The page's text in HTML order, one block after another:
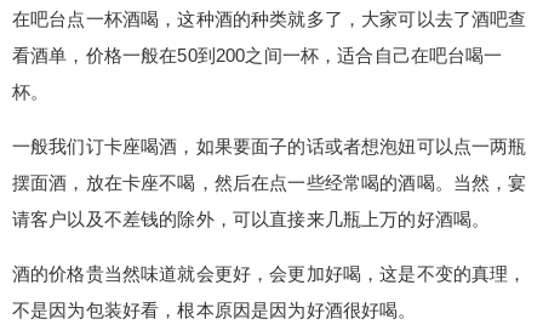
在吧台点一杯酒喝，这种酒的种类就多了，大家可以去了酒吧查
看酒单，价格一般在50到200之间一杯，适合自己在吧台喝一
杯。
一般我们订卡座喝酒，如果要面子的话或者想泡妞可以点一两瓶
摆面酒，放在卡座不喝，然后在点一些经常喝的酒喝。当然，宴
请客户以及不差钱的除外，可以直接来几瓶上万的好酒喝。
酒的价格贵当然味道就会更好，会更加好喝，这是不变的真理，
不是因为包装好看，根本原因是因为好酒很好喝。
一般我们订卡座喝酒，如果要面子的话或者想泡妞
可以点一两瓶摆面酒，放在卡座不喝，然后在点一
外，可以直接来几瓶上万的好酒喝。 酒的价格贵当
然味道就会更好，会更加好喝，这是不变的真理，
不是因为包装好看，根本原因是因为好酒很好喝。
酒吧还有一些搭配好的套餐可以点，搭配的酒类不
同价格也大小不一，大家可以根据自己的需要点就
行，如果实在不知道怎么点和不知道买什么酒的话
可以加我下方微信咨询下。 博主介绍：北京夜店娱
乐管家，经常去北京各大夜店玩耍，和每个夜店都
2 元 5 元 10 元
付费内容
¥
限。
6位以上